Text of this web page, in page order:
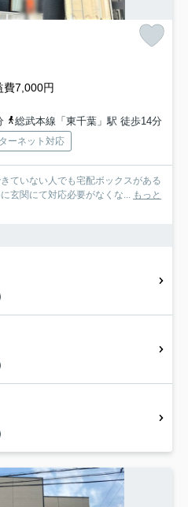
費7,000円
総武本線「東千葉」駅 徒歩14分
ーネット対応
ていない人でも宅配ボックスがある
玄関にて対応必要がなくな... もっと